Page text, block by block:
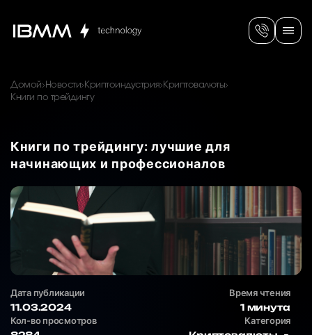
Домой Новости Криптоиндустрия Криптовалюты
Книги по трейдингу
Книги по трейдингу: лучшие для
начинающих и профессионалов
Дата публикации
11.03.2024
Время чтения
1 минута
Кол-во просмотров
Категория